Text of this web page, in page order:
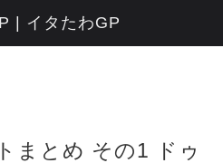
まとめ その1 ドゥ
| イタたわGP